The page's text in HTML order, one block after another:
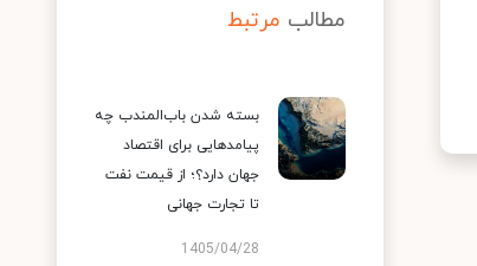
مطالب مرتبط
بسته شدن باب‌المندب چه
پیامدهایی برای اقتصاد
جهان دارد؟؛ از قیمت نفت
تا تجارت جهانی
1405/04/28